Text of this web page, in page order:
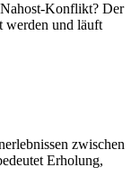
Konflikt? Der
werden und läuft
zwischen
Erholung,